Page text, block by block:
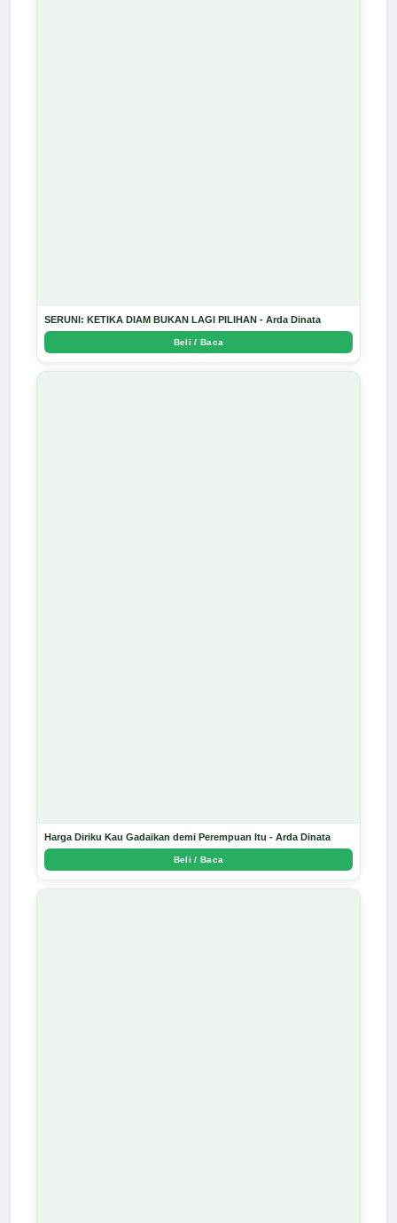
SERUNI: KETIKA DIAM BUKAN LAGI PILIHAN - Arda Dinata
Beli / Baca
Harga Diriku Kau Gadaikan demi Perempuan Itu - Arda Dinata
Beli / Baca